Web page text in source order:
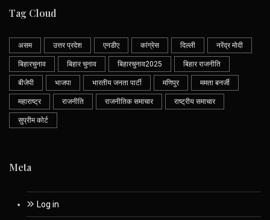
Tag Cloud
असम उत्तर प्रदेश एनडीए कांग्रेस दिल्ली नरेंद्र मोदी
बिहारचुनाव बिहार चुनाव बिहारचुनाव2025 बिहार राजनीति
बीजेपी भाजपा भारतीय जनता पार्टी मणिपुर ममता बनर्जी
महाराष्ट्र राजनीति राजनीतिक समाचार राष्ट्रीय समाचार
सुप्रीम कोर्ट
Meta
Log in